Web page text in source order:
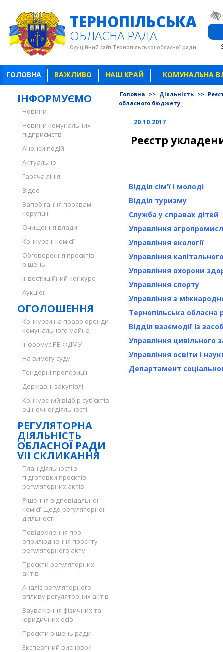
ТЕРНОПІЛЬСЬКА
ОБЛАСНА РАДА
Офіційний сайт Тернопільської обласної ради
ГОЛОВНА ВАЖЛИВО НАШ КРАЙ КОМУНАЛЬНА
ІНФОРМУЄМО
Новини
Новини комунальних
підприємств
Анонси подій
Актуально
Гаряча лінія
Відео
Запобігання проявам
корупції
Очищення влади
Конкурсні комісії
Обговорення проєктів
рішень
Інвестиційний конкурс
Аукціон
ОГОЛОШЕННЯ
Конкурси на право оренди
комунального майна
Інформує РВ ФДМУ
На вимогу суду
Тендерні пропозиції
Державні закупівлі
Конкурсний відбір суб’єктів
оціночної діяльності
РЕГУЛЯТОРНА
ДІЯЛЬНІСТЬ
ОБЛАСНОЇ РАДИ
VII СКЛИКАННЯ
План діяльності з
підготовки проєктів
регуляторних актів
Рішення відповідальної
комісії щодо регуляторної
діяльності
Повідомлення про
оприлюднення проєкту
регуляторного акту
Проєкти регуляторних
актів
Аналіз регуляторного
впливу регуляторних актів
Зауваження фізичних та
юридичних осіб
Проєкти рішень ради
Експертний висновок
Головна >> Діяльність >>
обласного бюджету
20.10.2017
Реєстр
Відділ сім’ї і молоді
Відділ туризму
Служба у справах дітей
Управління
Управління екології
Управління
Управління охорони
Управління спорту
Управління з
Тернопільська обласна
Відділ взаємодії із
Управління цивільного
Управління освіти і
Департамент